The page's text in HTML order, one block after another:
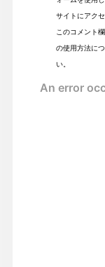
サイトにアク
このコメント
の使用方法につ
い。